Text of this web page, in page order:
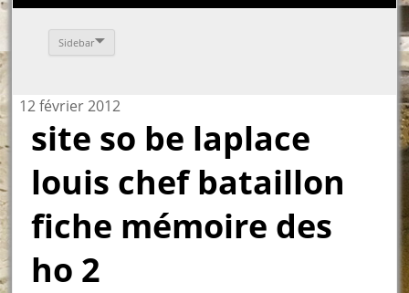
Sidebar
12 février 2012
site so be laplace
louis chef bataillon
fiche mémoire des
ho 2